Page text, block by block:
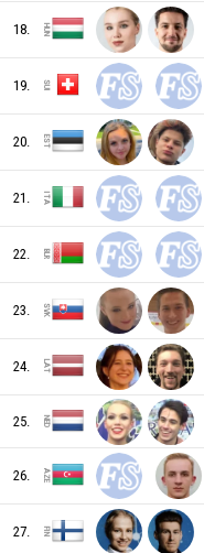
CZE
GEO
IRL
CRO
HUN
18.
19.
20.
21.
22.
23.
24.
25.
26.
27.